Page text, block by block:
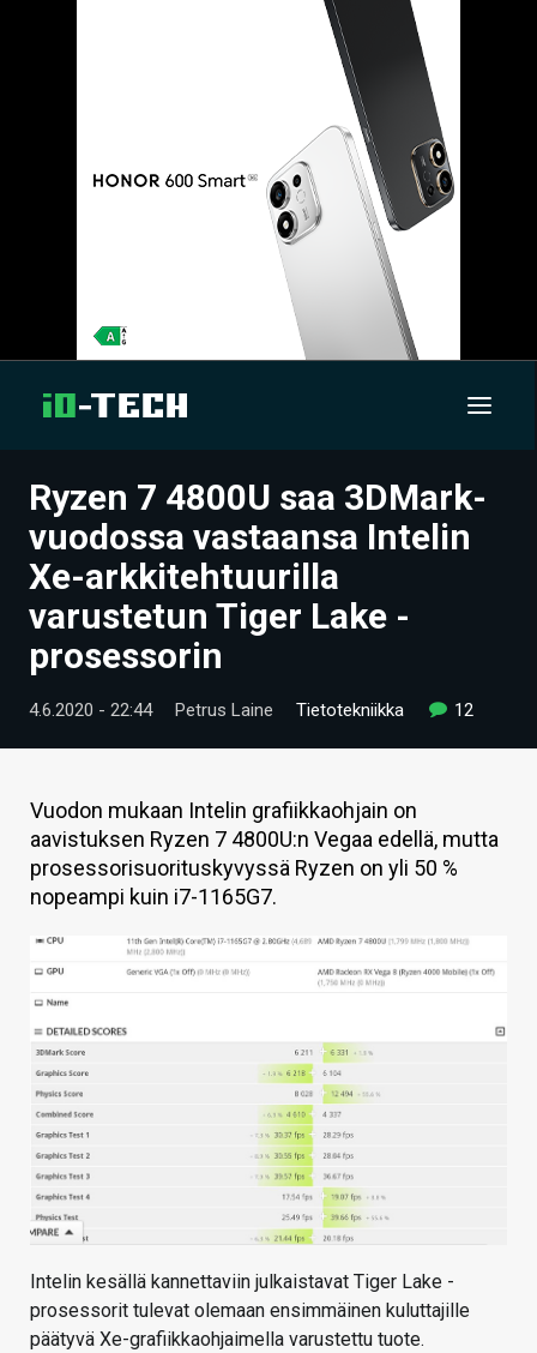
UUTISET
ARTIKKELIT
VIDEOT
TECHBBS
TIETOA
KAUPPA
VAIHDA TEEMA
Ryzen 7 4800U saa 3DMark-
vuodossa vastaansa Intelin
Xe-arkkitehtuurilla
varustetun Tiger Lake -
prosessorin
4.6.2020 - 22:44 Petrus Laine Tietotekniikka 12
Vuodon mukaan Intelin grafiikkaohjain on
aavistuksen Ryzen 7 4800U:n Vegaa edellä, mutta
prosessorisuorituskyvyssä Ryzen on yli 50 %
nopeampi kuin i7-1165G7.
Intelin kesällä kannettaviin julkaistavat Tiger Lake -
prosessorit tulevat olemaan ensimmäinen kuluttajille
päätyvä Xe-grafiikkaohjaimella varustettu tuote.